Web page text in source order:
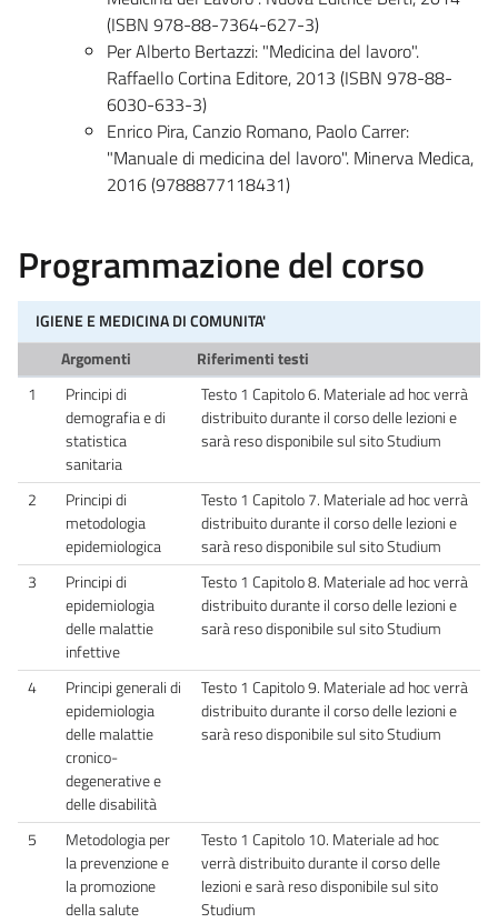
(ISBN 978-88-7364-627-3)
Per Alberto Bertazzi: "Medicina del lavoro".
Raffaello Cortina Editore, 2013 (ISBN 978-88-
6030-633-3)
Enrico Pira, Canzio Romano, Paolo Carrer:
"Manuale di medicina del lavoro". Minerva Medica,
2016 (9788877118431)
Programmazione del corso
IGIENE E MEDICINA DI COMUNITA'
Argomenti
Riferimenti testi
1
Principi di
demografia e di
statistica
sanitaria
Testo 1 Capitolo 6. Materiale ad hoc verrà
distribuito durante il corso delle lezioni e
sarà reso disponibile sul sito Studium
2
Principi di
metodologia
epidemiologica
Testo 1 Capitolo 7. Materiale ad hoc verrà
distribuito durante il corso delle lezioni e
sarà reso disponibile sul sito Studium
3
Principi di
epidemiologia
delle malattie
infettive
Testo 1 Capitolo 8. Materiale ad hoc verrà
distribuito durante il corso delle lezioni e
sarà reso disponibile sul sito Studium
4
Principi generali di
epidemiologia
delle malattie
cronico-
degenerative e
delle disabilità
Testo 1 Capitolo 9. Materiale ad hoc verrà
distribuito durante il corso delle lezioni e
sarà reso disponibile sul sito Studium
5
Metodologia per
la prevenzione e
la promozione
della salute
Testo 1 Capitolo 10. Materiale ad hoc
verrà distribuito durante il corso delle
lezioni e sarà reso disponibile sul sito
Studium